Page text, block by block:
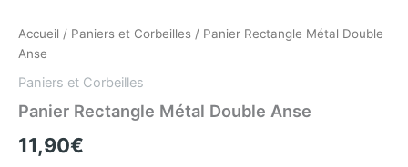
Accueil / Paniers et Corbeilles / Panier Rectangle Métal Double
Anse
Paniers et Corbeilles
Panier Rectangle Métal Double Anse
11,90€